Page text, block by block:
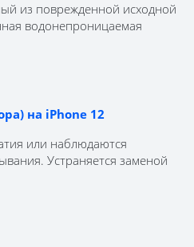
из поврежденной исходной
водонепроницаемая
на iPhone 12
или наблюдаются
Устраняется заменой